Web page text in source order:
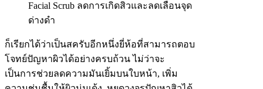
Facial Scrub ลดการเกิดสิวและลดเลือนจุด
ด่างดำ
ก็เรียกได้ว่าเป็นสครับอีกหนึ่งยี่ห้อที่สามารถตอบ
โจทย์ปัญหาผิวได้อย่างครบถ้วน ไม่ว่าจะ
เป็นการช่วยลดความมันเยิ้มบนใบหน้า, เพิ่ม